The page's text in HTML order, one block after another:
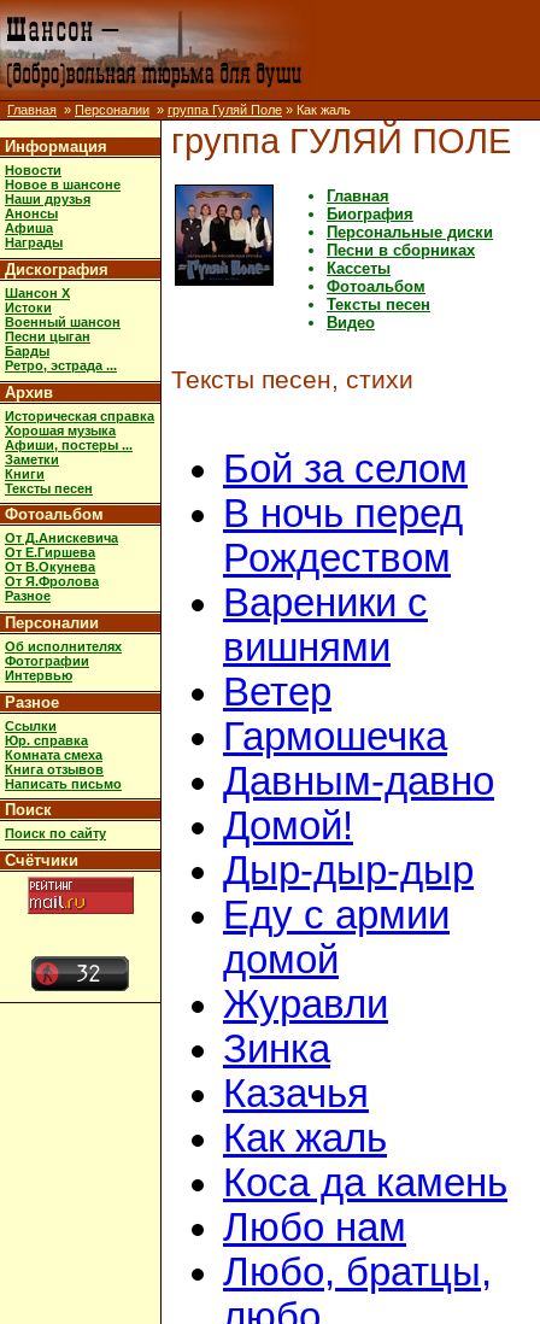
Главная » Персоналии » группа Гуляй Поле » Как жаль
Информация
Новости
Новое в шансоне
Наши друзья
Анонсы
Афиша
Награды
Дискография
Шансон X
Истоки
Военный шансон
Песни цыган
Барды
Ретро, эстрада ...
Архив
Историческая справка
Хорошая музыка
Афиши, постеры ...
Заметки
Книги
Тексты песен
Фотоальбом
От Д.Анискевича
От Е.Гиршева
От В.Окунева
От Я.Фролова
Разное
Персоналии
Об исполнителях
Фотографии
Интервью
Разное
Ссылки
Юр. справка
Комната смеха
Книга отзывов
Написать письмо
Поиск
Поиск по сайту
Счётчики
группа ГУЛЯЙ ПОЛЕ
Главная
Биография
Персональные диски
Песни в сборниках
Кассеты
Фотоальбом
Тексты песен
Видео
Тексты песен, стихи
Бой за селом
В ночь перед
Рождеством
Вареники с
вишнями
Ветер
Гармошечка
Давным-давно
Домой!
Дыр-дыр-дыр
Еду с армии
домой
Журавли
Зинка
Казачья
Как жаль
Коса да камень
Любо нам
Любо, братцы,